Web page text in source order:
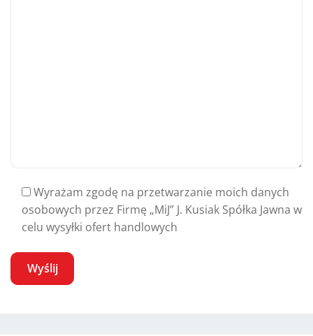
Wyrażam zgodę na przetwarzanie moich danych
osobowych przez Firmę „MiJ” J. Kusiak Spółka Jawna w
celu wysyłki ofert handlowych